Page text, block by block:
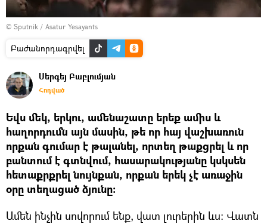
© Sputnik / Asatur Yesayants
Բաժանորդագրվել
Սերգեյ Բաբլումյան
Հոդված
Եվս մեկ, երկու, ամենաշատը երեք ամիս և
հաղորդումն այն մասին, թե որ հայ վաշխառուն
որքան գումար է թալանել, որտեղ թաքցրել և որ
բանտում է գտնվում, հասարակությանը կսկսեն
հետաքրքրել նույնքան, որքան երեկ չէ առաջին
օրը տեղացած ձյունը։
Ամեն ինչին սովորում ենք, վատ լուրերին ևս։ Վատն